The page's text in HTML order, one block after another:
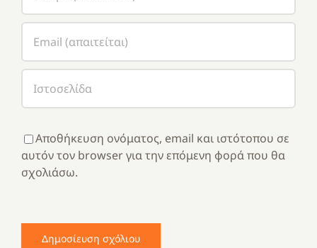
Αποθήκευση ονόματος, email και ιστότοπου σε
αυτόν τον browser για την επόμενη φορά που θα
σχολιάσω.